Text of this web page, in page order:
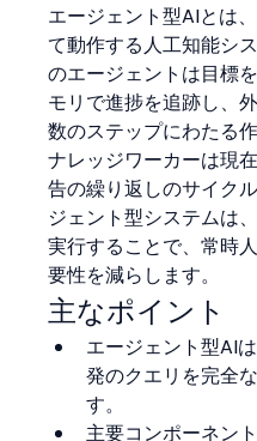
エージェント型AIとは
て動作する人工知能シ
のエージェントは目標
モリで進捗を追跡し、
数のステップにわたる
ナレッジワーカーは現
告の繰り返しのサイク
ジェント型システムは
実行することで、常時
要性を減らします。
主なポイント
エージェント型AI
発のクエリを完全
す。
主要コンポーネン